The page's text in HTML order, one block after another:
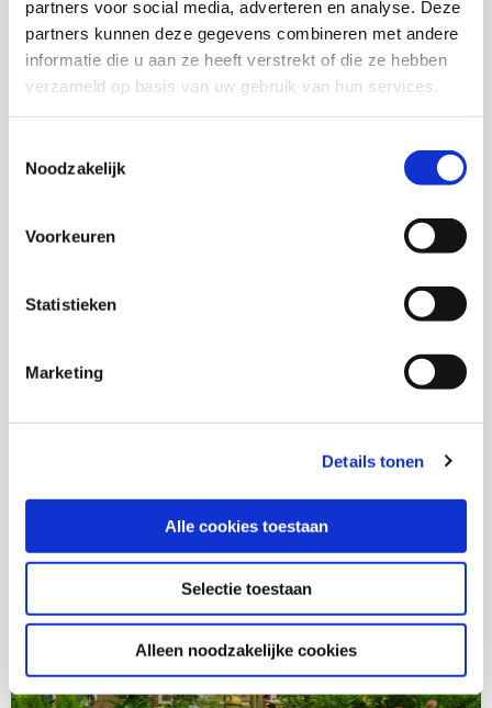
partners voor social media, adverteren en analyse. Deze
partners kunnen deze gegevens combineren met andere
informatie die u aan ze heeft verstrekt of die ze hebben
verzameld op basis van uw gebruik van hun services.
Noodzakelijk
Voorkeuren
Statistieken
Marketing
Details tonen
Alle cookies toestaan
Selectie toestaan
Alleen noodzakelijke cookies
Sociaal domein